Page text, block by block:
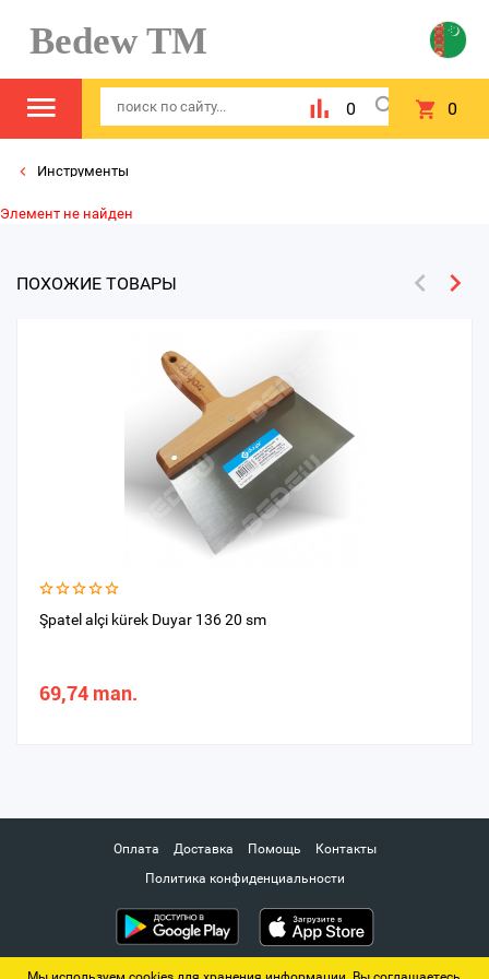
Bedew TM
0 0
Инструменты
Элемент не найден
ПОХОЖИЕ ТОВАРЫ
Şpatel alçi kürek Duyar 136 20 sm
69,74 man.
Оплата Доставка Помощь
Контакты
Политика конфиденциальности